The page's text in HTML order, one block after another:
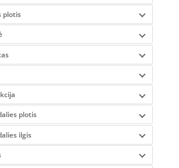
plotis
plotis
ilgis